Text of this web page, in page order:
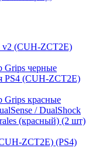
v2 (CUH-ZCT2E)
Grips черные
PS4 (CUH-ZCT2E)
Grips красные
/ DualShock
(красный) (2 шт)
ZCT2E) (PS4)